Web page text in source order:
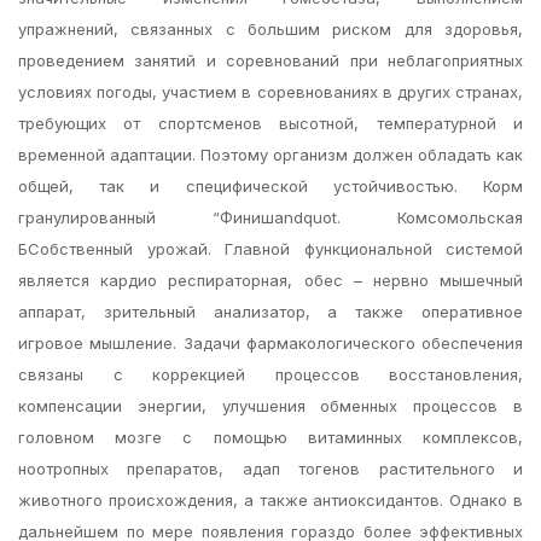
упражнений, связанных с большим риском для здоровья,
проведением занятий и соревнований при неблагоприятных
условиях погоды, участием в соревнованиях в других странах,
требующих от спортсменов высотной, температурной и
временной адаптации. Поэтому организм должен обладать как
общей, так и специфической устойчивостью. Корм
гранулированный “Финишandquot. Комсомольская
БСобственный урожай. Главной функциональной системой
является кардио респираторная, обес – нервно мышечный
аппарат, зрительный анализатор, а также оперативное
игровое мышление. Задачи фармакологического обеспечения
связаны с коррекцией процессов восстановления,
компенсации энергии, улучшения обменных процессов в
головном мозге с помощью витаминных комплексов,
ноотропных препаратов, адап тогенов растительного и
животного происхождения, а также антиоксидантов. Однако в
дальнейшем по мере появления гораздо более эффективных